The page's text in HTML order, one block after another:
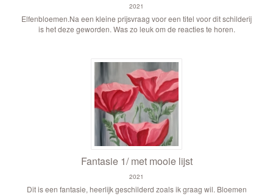
2021
Elfenbloemen.Na een kleine prijsvraag voor een titel voor dit schilderij
is het deze geworden. Was zo leuk om de reacties te horen.
Fantasie 1/ met mooie lijst
2021
Dit is een fantasie, heerlijk geschilderd zoals ik graag wil. Bloemen